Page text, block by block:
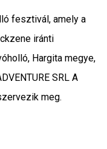
fesztivál, amely a
iránti
Hargita megye,
SRL A
meg.